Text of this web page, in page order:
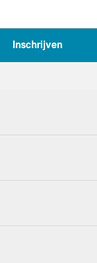
Inschrijven